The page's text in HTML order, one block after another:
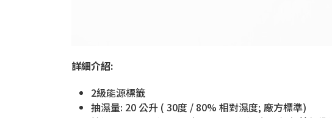
詳細介紹:
2級能源標籤
抽濕量: 20 公升 ( 30度 / 80% 相對濕度; 廠方標準)